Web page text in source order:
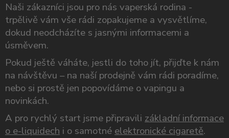
Naši zákazníci jsou pro nás vaperská rodina -
trpělivě vám vše rádi zopakujeme a vysvětlíme,
dokud neodcházíte s jasnými informacemi a
úsměvem.
Pokud ještě váháte, jestli do toho jít, přijďte k nám
na návštěvu – na naší prodejně vám rádi poradíme,
nebo si prostě jen popovídáme o vapingu a
novinkách.
A pro rychlý start jsme připravili základní informace
o e-liquidech i o samotné elektronické cigaretě.